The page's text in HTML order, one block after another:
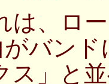
は、ロ
バン
ス」と